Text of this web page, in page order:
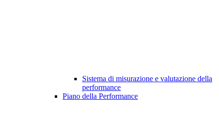
Sistema di misurazione e valutazione della
performance
Piano della Performance